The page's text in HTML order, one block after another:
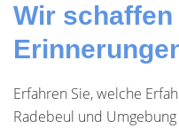
Wir schaffen
Erfahren Sie, welche
Radebeul und